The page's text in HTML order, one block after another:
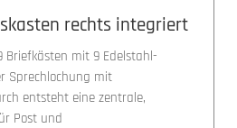
rechts integriert
Briefkästen mit 9 Edelstahl-
Sprechlochung mit
entsteht eine zentrale,
Post und